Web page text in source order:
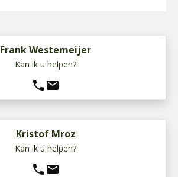
Frank Westemeijer
Kan ik u helpen?
phone mail
Kristof Mroz
Kan ik u helpen?
phone mail